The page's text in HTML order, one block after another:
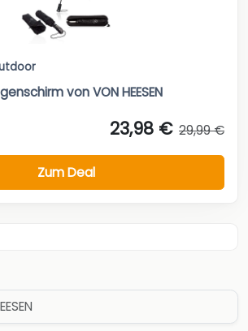
von VON HEESEN
23,98 € 29,99 €
Zum Deal